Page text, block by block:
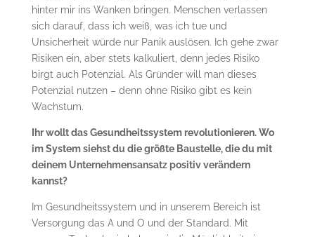
hinter mir ins Wanken bringen. Menschen verlassen
sich darauf, dass ich weiß, was ich tue und
Unsicherheit würde nur Panik auslösen. Ich gehe zwar
Risiken ein, aber stets kalkuliert, denn jedes Risiko
birgt auch Potenzial. Als Gründer will man dieses
Potenzial nutzen – denn ohne Risiko gibt es kein
Wachstum.
Ihr wollt das Gesundheitssystem revolutionieren. Wo
im System siehst du die größte Baustelle, die du mit
deinem Unternehmensansatz positiv verändern
kannst?
Im Gesundheitssystem und in unserem Bereich ist
Versorgung das A und O und der Standard. Mit